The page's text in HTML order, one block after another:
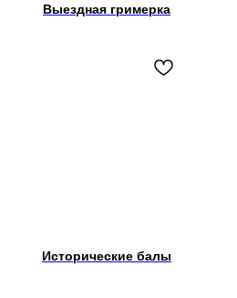
Выездная гримерка
Исторические балы